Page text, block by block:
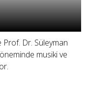
Prof. Dr. Süleyman
musiki ve